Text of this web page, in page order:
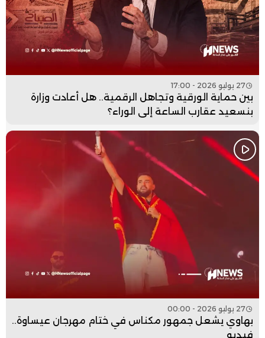
27 يوليو 2026 - 17:00
بين حماية الورقية وتجاهل الرقمية.. هل أعادت وزارة
بنسعيد عقارب الساعة إلى الوراء؟
27 يوليو 2026 - 00:00
بهاوي يشعل جمهور مكناس في ختام مهرجان عيساوة..
فيديو